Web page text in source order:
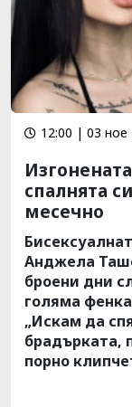
12:00 | 03 ное
спалнята
месечно
Анджела
броени дни
голяма
„Искам да
брадърката,
порно